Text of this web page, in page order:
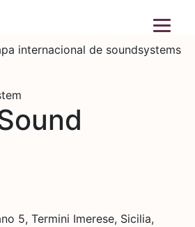
internacional de soundsystems
5, Termini Imerese, Sicilia,